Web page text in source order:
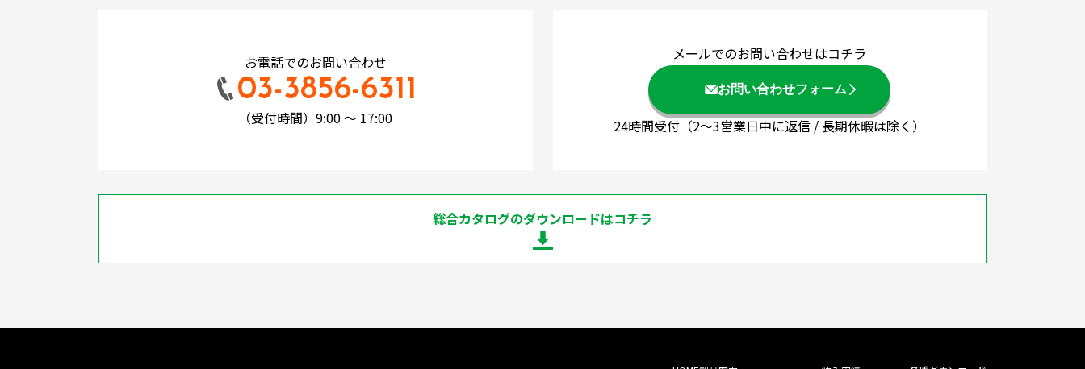
お電話でのお問い合わせ
03-3856-6311
（受付時間）9:00 ～ 17:00
メールでのお問い合わせはコチラ
お問い合わせフォーム
24時間受付 （2～3営業日中に返信 / 長期休暇は除く）
総合カタログのダウンロードはコチラ